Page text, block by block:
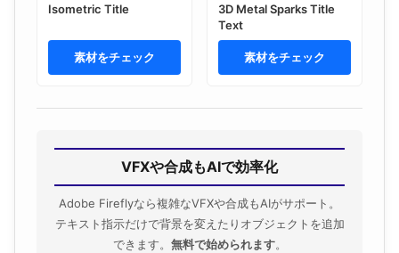
Isometric Title
素材をチェック
3D Metal Sparks Title
Text
素材をチェック
VFXや合成もAIで効率化
Adobe Fireflyなら複雑なVFXや合成もAIがサポート。
テキスト指示だけで背景を変えたりオブジェクトを追加
できます。 無料で始められます。